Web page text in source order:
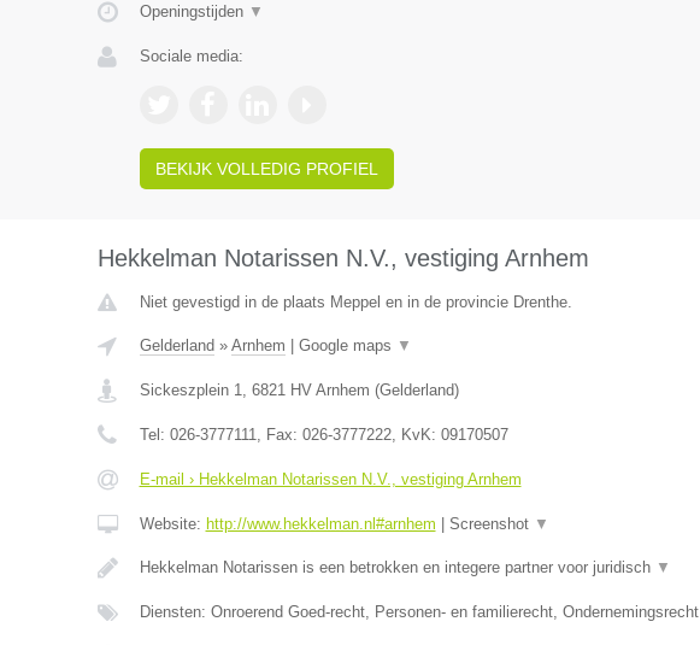
Openingstijden ▼
Sociale media:
BEKIJK VOLLEDIG PROFIEL
Hekkelman Notarissen N.V., vestiging Arnhem
Niet gevestigd in de plaats Meppel en in de provincie Drenthe.
Gelderland » Arnhem Google maps ▼
Sickeszplein 1, 6821 HV Arnhem (Gelderland)
Tel: 026-3777111, Fax: 026-3777222, KvK: 09170507
E-mail › Hekkelman Notarissen N.V., vestiging Arnhem
Website: http://www.hekkelman.nl#arnhem Screenshot ▼
Hekkelman Notarissen is een betrokken en integere partner voor juridisch ▼
Diensten: Onroerend Goed-recht, Personen- en familierecht, Ondernemingsrecht